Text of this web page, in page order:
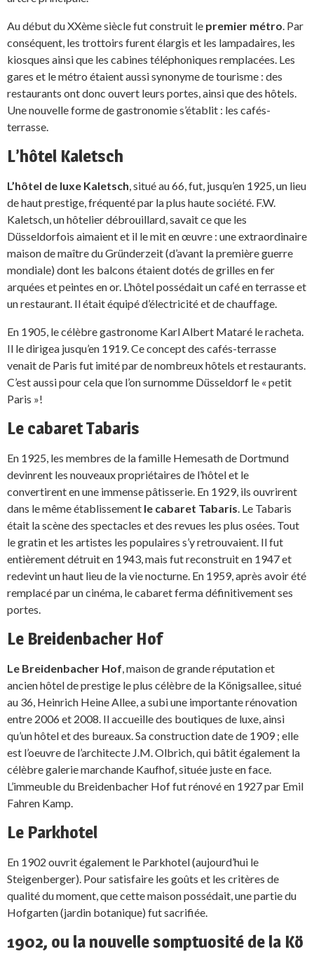
Au début du XXème siècle fut construit le premier métro. Par
conséquent, les trottoirs furent élargis et les lampadaires, les
kiosques ainsi que les cabines téléphoniques remplacées. Les
gares et le métro étaient aussi synonyme de tourisme : des
restaurants ont donc ouvert leurs portes, ainsi que des hôtels.
Une nouvelle forme de gastronomie s’établit : les cafés-
terrasse.
L’hôtel Kaletsch
L’hôtel de luxe Kaletsch, situé au 66, fut, jusqu’en 1925, un lieu
de haut prestige, fréquenté par la plus haute société. F.W.
Kaletsch, un hôtelier débrouillard, savait ce que les
Düsseldorfois aimaient et il le mit en œuvre : une extraordinaire
maison de maître du Gründerzeit (d’avant la première guerre
mondiale) dont les balcons étaient dotés de grilles en fer
arquées et peintes en or. L’hôtel possédait un café en terrasse et
un restaurant. Il était équipé d’électricité et de chauffage.
En 1905, le célèbre gastronome Karl Albert Mataré le racheta.
Il le dirigea jusqu’en 1919. Ce concept des cafés-terrasse
venait de Paris fut imité par de nombreux hôtels et restaurants.
C’est aussi pour cela que l’on surnomme Düsseldorf le « petit
Paris »!
Le cabaret Tabaris
En 1925, les membres de la famille Hemesath de Dortmund
devinrent les nouveaux propriétaires de l’hôtel et le
convertirent en une immense pâtisserie. En 1929, ils ouvrirent
dans le même établissement le cabaret Tabaris. Le Tabaris
était la scène des spectacles et des revues les plus osées. Tout
le gratin et les artistes les populaires s’y retrouvaient. Il fut
entièrement détruit en 1943, mais fut reconstruit en 1947 et
redevint un haut lieu de la vie nocturne. En 1959, après avoir été
remplacé par un cinéma, le cabaret ferma définitivement ses
portes.
Le Breidenbacher Hof
Le Breidenbacher Hof, maison de grande réputation et
ancien hôtel de prestige le plus célèbre de la Königsallee, situé
au 36, Heinrich Heine Allee, a subi une importante rénovation
entre 2006 et 2008. Il accueille des boutiques de luxe, ainsi
qu’un hôtel et des bureaux. Sa construction date de 1909 ; elle
est l’oeuvre de l’architecte J.M. Olbrich, qui bâtit également la
célèbre galerie marchande Kaufhof, située juste en face.
L’immeuble du Breidenbacher Hof fut rénové en 1927 par Emil
Fahren Kamp.
Le Parkhotel
En 1902 ouvrit également le Parkhotel (aujourd’hui le
Steigenberger). Pour satisfaire les goûts et les critères de
qualité du moment, que cette maison possédait, une partie du
Hofgarten (jardin botanique) fut sacrifiée.
1902, ou la nouvelle somptuosité de la Kö